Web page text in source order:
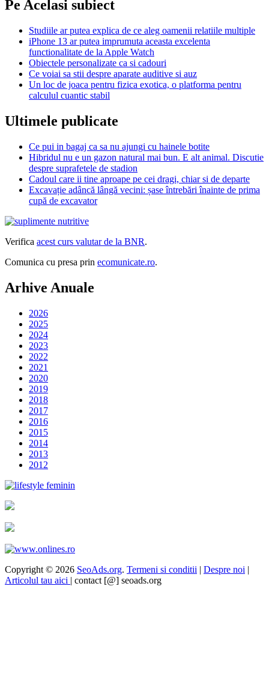
Pe Acelasi subiect
Studiile ar putea explica de ce aleg oamenii relatiile multiple
iPhone 13 ar putea imprumuta aceasta excelenta
functionalitate de la Apple Watch
Obiectele personalizate ca si cadouri
Ce voiai sa stii despre aparate auditive si auz
Un loc de joaca pentru fizica exotica, o platforma pentru
calculul cuantic stabil
Ultimele publicate
Ce pui in bagaj ca sa nu ajungi cu hainele botite
Hibridul nu e un gazon natural mai bun. E alt animal. Discutie
despre suprafetele de stadion
Cadoul care ii tine aproape pe cei dragi, chiar si de departe
Excavație adâncă lângă vecini: șase întrebări înainte de prima
cupă de excavator
Verifica acest curs valutar de la BNR.
Comunica cu presa prin ecomunicate.ro.
Arhive Anuale
2026
2025
2024
2023
2022
2021
2020
2019
2018
2017
2016
2015
2014
2013
2012
Copyright © 2026 SeoAds.org. Termeni si conditii | Despre noi |
Articolul tau aici | contact [@] seoads.org